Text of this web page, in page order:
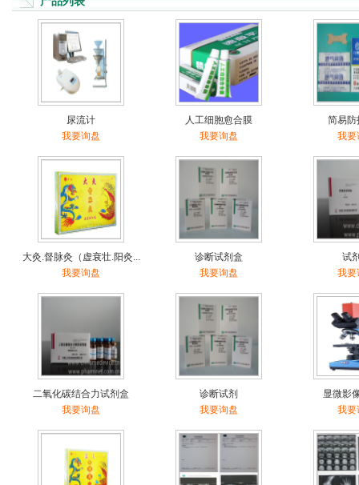
尿流计
我要询盘
人工细胞愈合膜
我要询盘
简易防
我要
大灸.督脉灸（虚衰壮.阳灸...
我要询盘
诊断试剂盒
我要询盘
试
我要
二氧化碳结合力试剂盒
我要询盘
诊断试剂
我要询盘
显微影
我要